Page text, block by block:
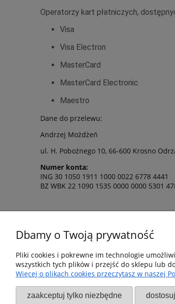
Operatorzy kart płatniczych,
Visa
Visa Electron
MasterCard
MasterCard Electronic
Maestro
Dane do przelewu:
Andrzej Możdżeń
ul. H. Pobożnego 10, 66-600 Krosno
Numer konta:
ING 30 1050 1911 1000 0022 6778 4441
BZ WBK 22 1090 1535 0000 0000 5301
Pomoc
Regulamin
Polityka prywatności
Dbamy o Twoją prywatność
Pliki cookies i pokrewne im technologie
wszystkich tych plików i przejść do sklepu lub
Więcej o plikach cookies przeczytasz w naszej
zaakceptuj tylko niezbędne